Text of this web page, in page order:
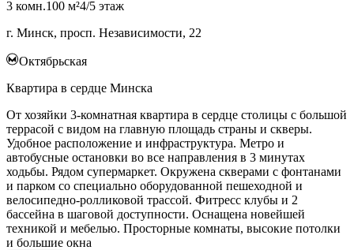
3 комн.100 м²4/5 этаж
г. Минск, просп. Независимости, 22
Октябрьская
Квартира в сердце Минска
От хозяйки 3-комнатная квартира в сердце столицы с большой
террасой с видом на главную площадь страны и скверы.
Удобное расположение и инфраструктура. Метро и
автобусные остановки во все направления в 3 минутах
ходьбы. Рядом супермаркет. Окружена скверами с фонтанами
и парком со специально оборудованной пешеходной и
велосипедно-ролликовой трассой. Фитресс клубы и 2
бассейна в шаговой доступности. Оснащена новейшей
техникой и мебелью. Просторные комнаты, высокие потолки
и большие окна